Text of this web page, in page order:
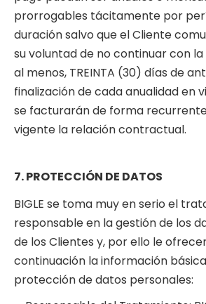
prorrogables tácitamente por
duración salvo que el Cliente
su voluntad de no continuar con
al menos, TREINTA (30) días de
finalización de cada anualidad en
se facturarán de forma
vigente la relación contractual.
7. PROTECCIÓN DE DATOS
BIGLE se toma muy en serio el
responsable en la gestión de los
de los Clientes y, por ello le
continuación la información
protección de datos personales: